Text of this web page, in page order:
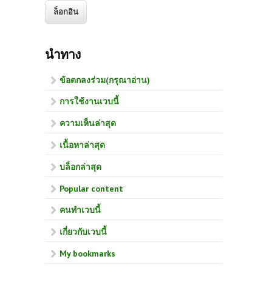
นำทาง
ข้อตกลงร่วม(กรุณาอ่าน)
การใช้งานเวบนี้
ความเห็นล่าสุด
เนื้อหาล่าสุด
บล็อกล่าสุด
Popular content
คนทำเวบนี้
เกี่ยวกับเวบนี้
My bookmarks